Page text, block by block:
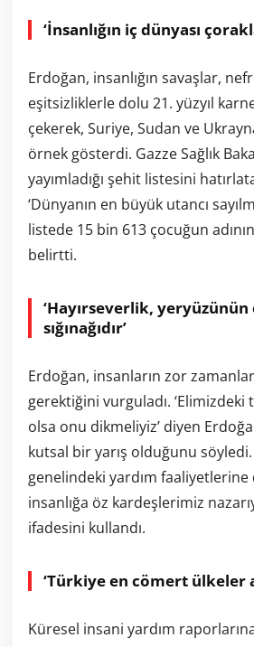
‘İnsanlığın iç dünyası
Erdoğan, insanlığın savaşlar,
eşitsizliklerle dolu 21. yüzyıl
çekerek, Suriye, Sudan ve
örnek gösterdi. Gazze Sağlık
yayımladığı şehit listesini
‘Dünyanın en büyük utancı
listede 15 bin 613 çocuğun
belirtti.
‘Hayırseverlik,
sığınağıdır’
Erdoğan, insanların zor
gerektiğini vurguladı.
olsa onu dikmeliyiz’ diyen
kutsal bir yarış olduğunu
genelindeki yardım faaliyetlerine
insanlığa öz kardeşlerimiz
ifadesini kullandı.
‘Türkiye en cömert ülkeler
Küresel insani yardım